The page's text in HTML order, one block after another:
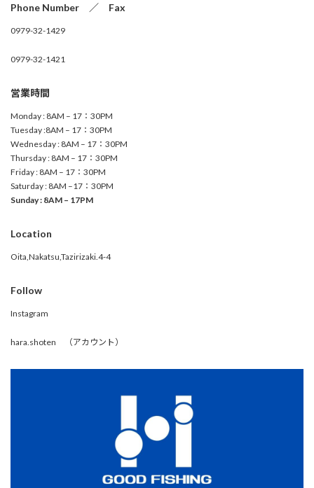
Phone Number ／ Fax
0979-32-1429
0979-32-1421
営業時間
Monday : 8AM – 17：30PM
Tuesday :8AM – 17：30PM
Wednesday : 8AM – 17：30PM
Thursday : 8AM – 17：30PM
Friday : 8AM – 17：30PM
Saturday : 8AM –17：30PM
Sunday : 8AM – 17PM
Location
Oita,Nakatsu,Tazirizaki.4-4
Follow
Instagram
hara.shoten （アカウント）